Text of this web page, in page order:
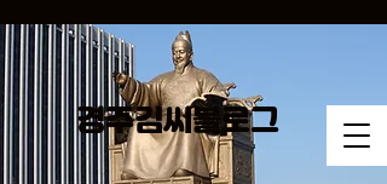
경주김씨​블로그